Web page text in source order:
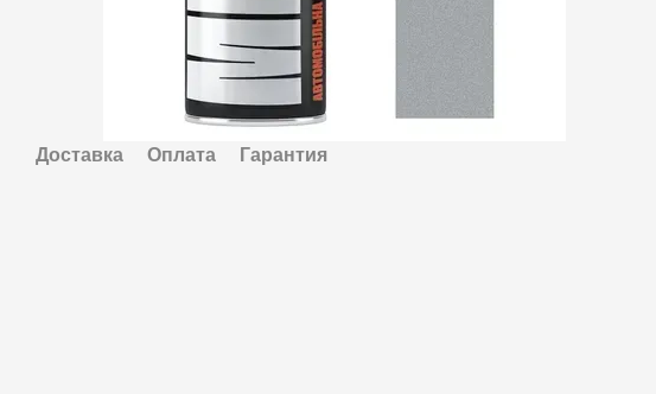
Доставка Оплата Гарантия